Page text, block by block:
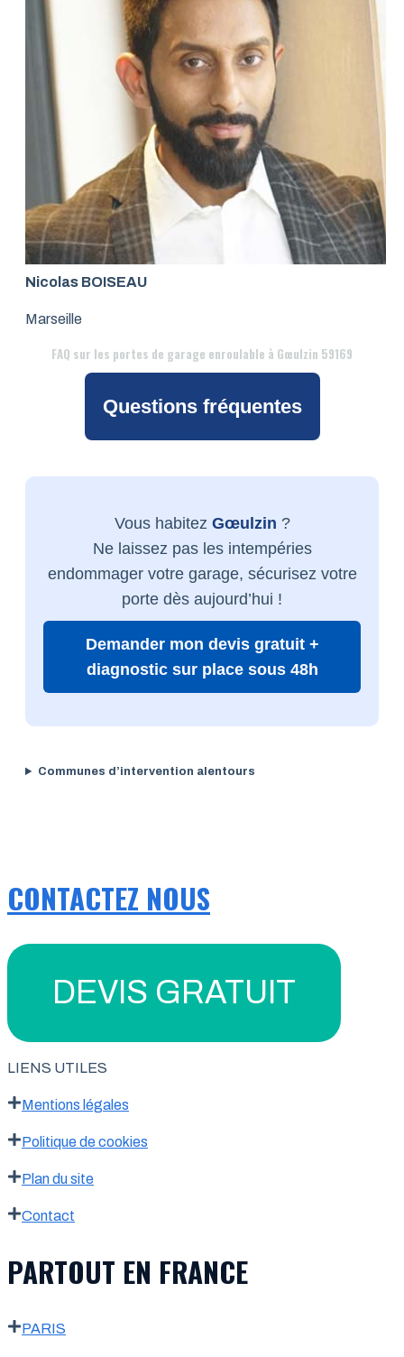
Nicolas BOISEAU
Marseille
FAQ sur les portes de garage enroulable à Gœulzin 59169
Questions fréquentes
Vous habitez Gœulzin ?
Ne laissez pas les intempéries
endommager votre garage, sécurisez votre
porte dès aujourd’hui !
Demander mon devis gratuit +
diagnostic sur place sous 48h
Communes d’intervention alentours
CONTACTEZ NOUS
DEVIS GRATUIT
LIENS UTILES
Mentions légales
Politique de cookies
Plan du site
Contact
PARTOUT EN FRANCE
PARIS